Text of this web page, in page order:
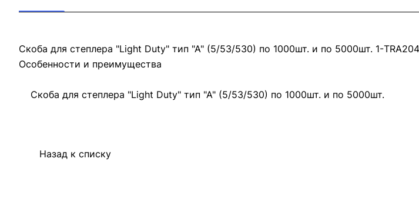
Скоба для степлера "Light Duty" тип "А" (5/53/530) по 1000шт. и по 5000шт. 1-
Особенности и преимущества
Скоба для степлера "Light Duty" тип "А" (5/53/530) по 1000шт. и по 5000шт.
Назад к списку